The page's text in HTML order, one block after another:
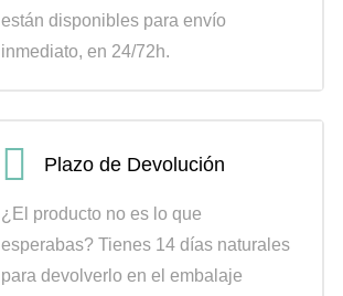
están disponibles para envío
inmediato, en 24/72h.
Plazo de Devolución
¿El producto no es lo que
esperabas? Tienes 14 días naturales
para devolverlo en el embalaje